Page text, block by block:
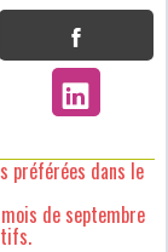
préférées dans le
de septembre